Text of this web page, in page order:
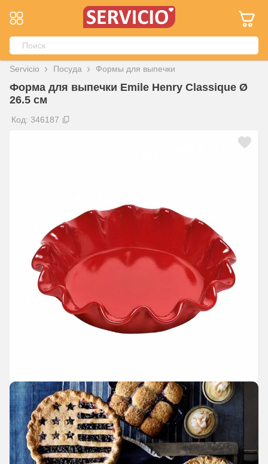
Servicio Посуда Формы для выпечки
Форма для выпечки Emile Henry Classique Ø
26.5 см
Код: 346187